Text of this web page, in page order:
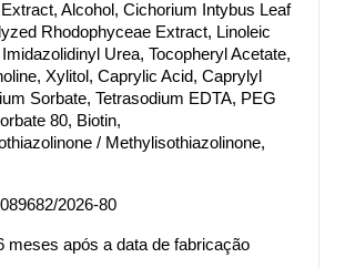
Alcohol, Cichorium Intybus Leaf
Rhodophyceae Extract, Linoleic
Urea, Tocopheryl Acetate,
Xylitol, Caprylic Acid, Caprylyl
Sorbate, Tetrasodium EDTA, PEG
80, Biotin,
/ Methylisothiazolinone,
2026-80
meses após a data de fabricação